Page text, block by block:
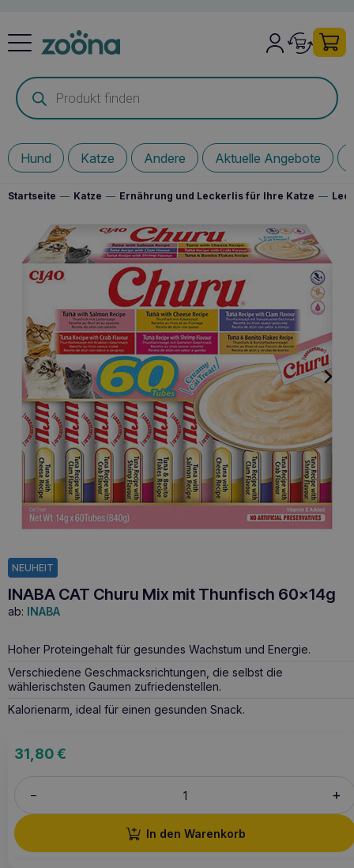
Products
search
Hund Katze Andere Aktuelle Angebote
Startseite — Katze — Ernährung und Leckerlis für Ihre Katze —
NEUHEIT
INABA CAT Churu Mix mit Thunfisch 60x14g
ab: INABA
Hoher Proteingehalt für gesundes Wachstum und Energie.
Verschiedene Geschmacksrichtungen, die selbst die
wählerischsten Gaumen zufriedenstellen.
Kalorienarm, ideal für einen gesunden Snack.
31,80€
– +
In den Warenkorb